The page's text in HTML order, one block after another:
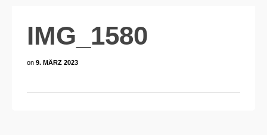
IMG_1580
on 9. MÄRZ 2023